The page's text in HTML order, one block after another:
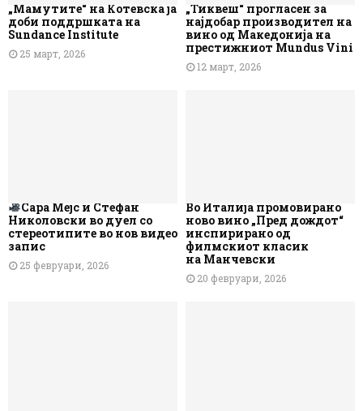
„Мамутите“ на Котевска ја
доби поддршката на
Sundance Institute
25 март, 2026
„Тиквеш“ прогласен за
најдобар производител на
вино од Македонија на
престижниот Mundus Vini
12 март, 2026
Сара Мејс и Стефан
Николовски во дуел со
стереотипите во нов видео
запис
25 февруари, 2026
Во Италија промовирано
ново вино „Пред дождот“
инспирирано од
филмскиот класик
на Манчевски
20 февруари, 2026